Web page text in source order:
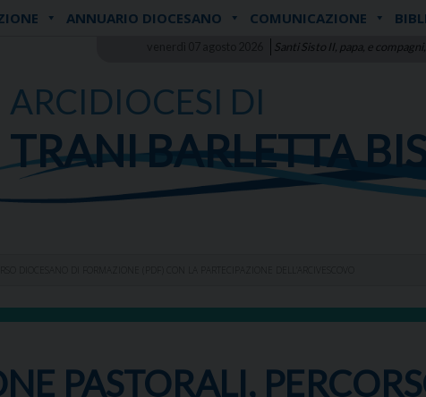
Santi Sisto II, papa, e
ANNUARIO DIOCESANO COMUNICAZIONE
ARCIDIOCESI DI
TRANI BARLETTA
PASTORALI,